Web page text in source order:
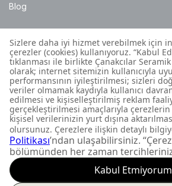
Blog
Satış Noktaları
Montaj Bilgileri
Müşteri İletişim Merkezi